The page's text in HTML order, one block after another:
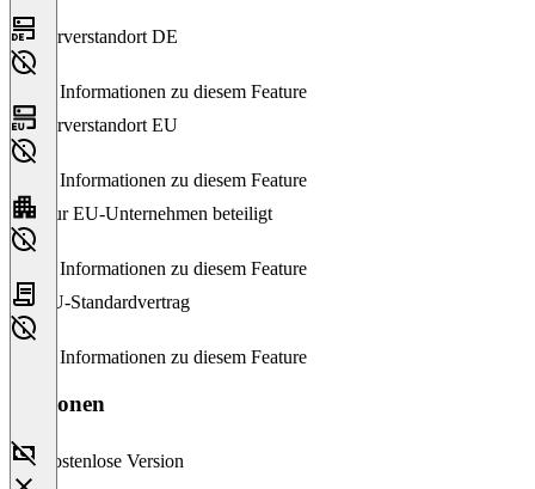
Serverstandort DE
Keine Informationen zu diesem Feature
Serverstandort EU
Keine Informationen zu diesem Feature
Nur EU-Unternehmen beteiligt
Keine Informationen zu diesem Feature
EU-Standardvertrag
Keine Informationen zu diesem Feature
Versionen
Kostenlose Version